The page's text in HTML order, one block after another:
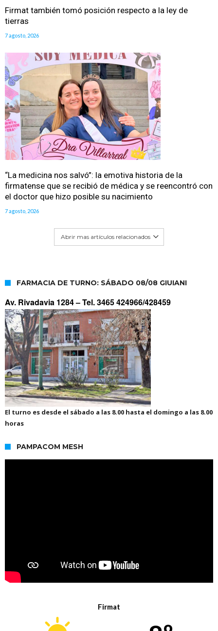
Firmat también tomó posición respecto a la ley de
tierras
7 agosto, 2026
“La medicina nos salvó”: la emotiva historia de la
firmatense que se recibió de médica y se reencontró con
el doctor que hizo posible su nacimiento
7 agosto, 2026
Abrir mas artículos relacionados
FARMACIA DE TURNO: SÁBADO 08/08 GIUIANI
Av. Rivadavia 1284 –Tel. 3465 424966/428459
El turno es desde el sábado a las 8.00 hasta el domingo a las 8.00
horas
PAMPACOM MESH
Firmat